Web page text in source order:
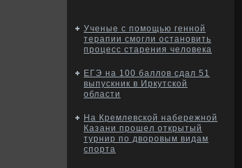
Ученые с помощью генной
терапии смогли остановить
процесс старения человека
ЕГЭ на 100 баллов сдал 51
выпускник в Иркутской
области
На Кремлевской набережной
Казани прошел открытый
турнир по дворовым видам
спорта